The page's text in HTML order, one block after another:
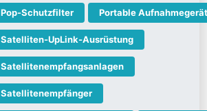
Pop-Schutzfilter Portable
Satelliten-UpLink-Ausrüstung
Satellitenempfangsanlagen
Satellitenempfänger